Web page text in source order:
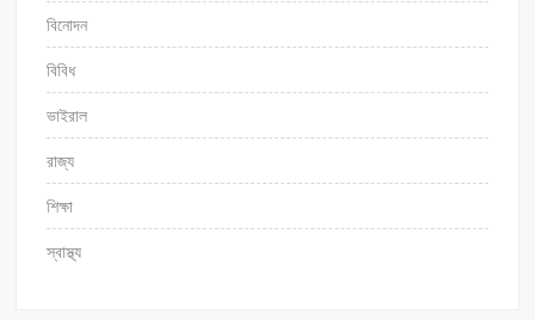
বিনোদন
বিবিধ
ভাইরাল
রাজ্য
শিক্ষা
স্বাস্থ্য